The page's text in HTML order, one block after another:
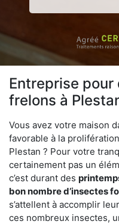
Entreprise
frelons à
Vous avez votre maison
favorable à la
Plestan ? Pour votre
certainement pas un
c’est durant des
bon nombre d’insectes
s’attellent à accomplir
ces nombreux insectes,